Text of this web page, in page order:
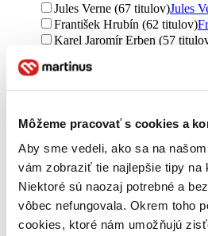
Môžeme pracovať s cookies a
Aby sme vedeli, ako sa na
vám zobraziť tie najlepšie tipy na
Niektoré sú naozaj potrebné a
vôbec nefungovala. Okrem toho
cookies, ktoré nám umožňujú
Jules Verne (67 titulov)Jules
František Hrubín (62 titulov)
Karel Jaromír Erben (57
Ďalšie možnosti
Saga Egmont (3149 titulov)
Tympanum (1917 titulov)
Supraphon (1828 titulov)
OneHotBook (1541 titulov)
Témbr (1093 titulov)Témbr
Radioservis (964 titulov)
Voxi (688 titulov)Voxi688
Oxford University Press (608